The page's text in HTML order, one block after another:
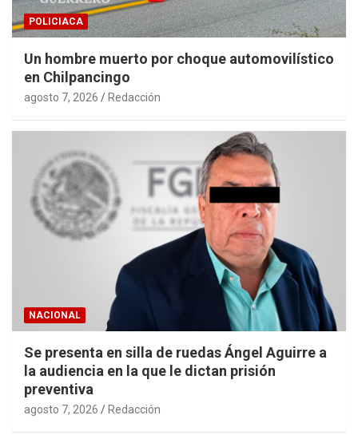
POLICIACA
Un hombre muerto por choque automovilístico
en Chilpancingo
agosto 7, 2026 Redacción
NACIONAL
Se presenta en silla de ruedas Ángel Aguirre a
la audiencia en la que le dictan prisión
preventiva
agosto 7, 2026 Redacción